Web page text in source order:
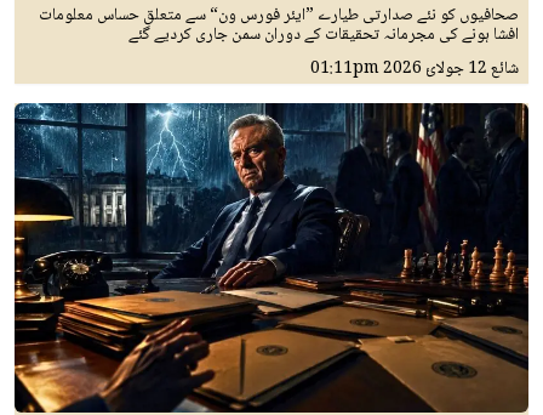
صحافیوں کو نئے صدارتی طیارے ”ایئر فورس ون“ سے متعلق حساس معلومات
افشا ہونے کی مجرمانہ تحقیقات کے دوران سمن جاری کردیے گئے
شائع12 جولائ 2026 01:11pm